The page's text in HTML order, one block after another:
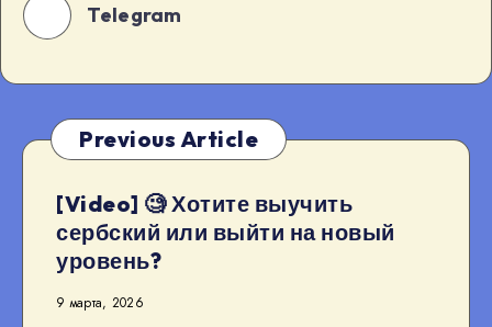
Telegram
Previous Article
[Video] 🧐 Хотите выучить
сербский или выйти на новый
уровень?
9 марта, 2026